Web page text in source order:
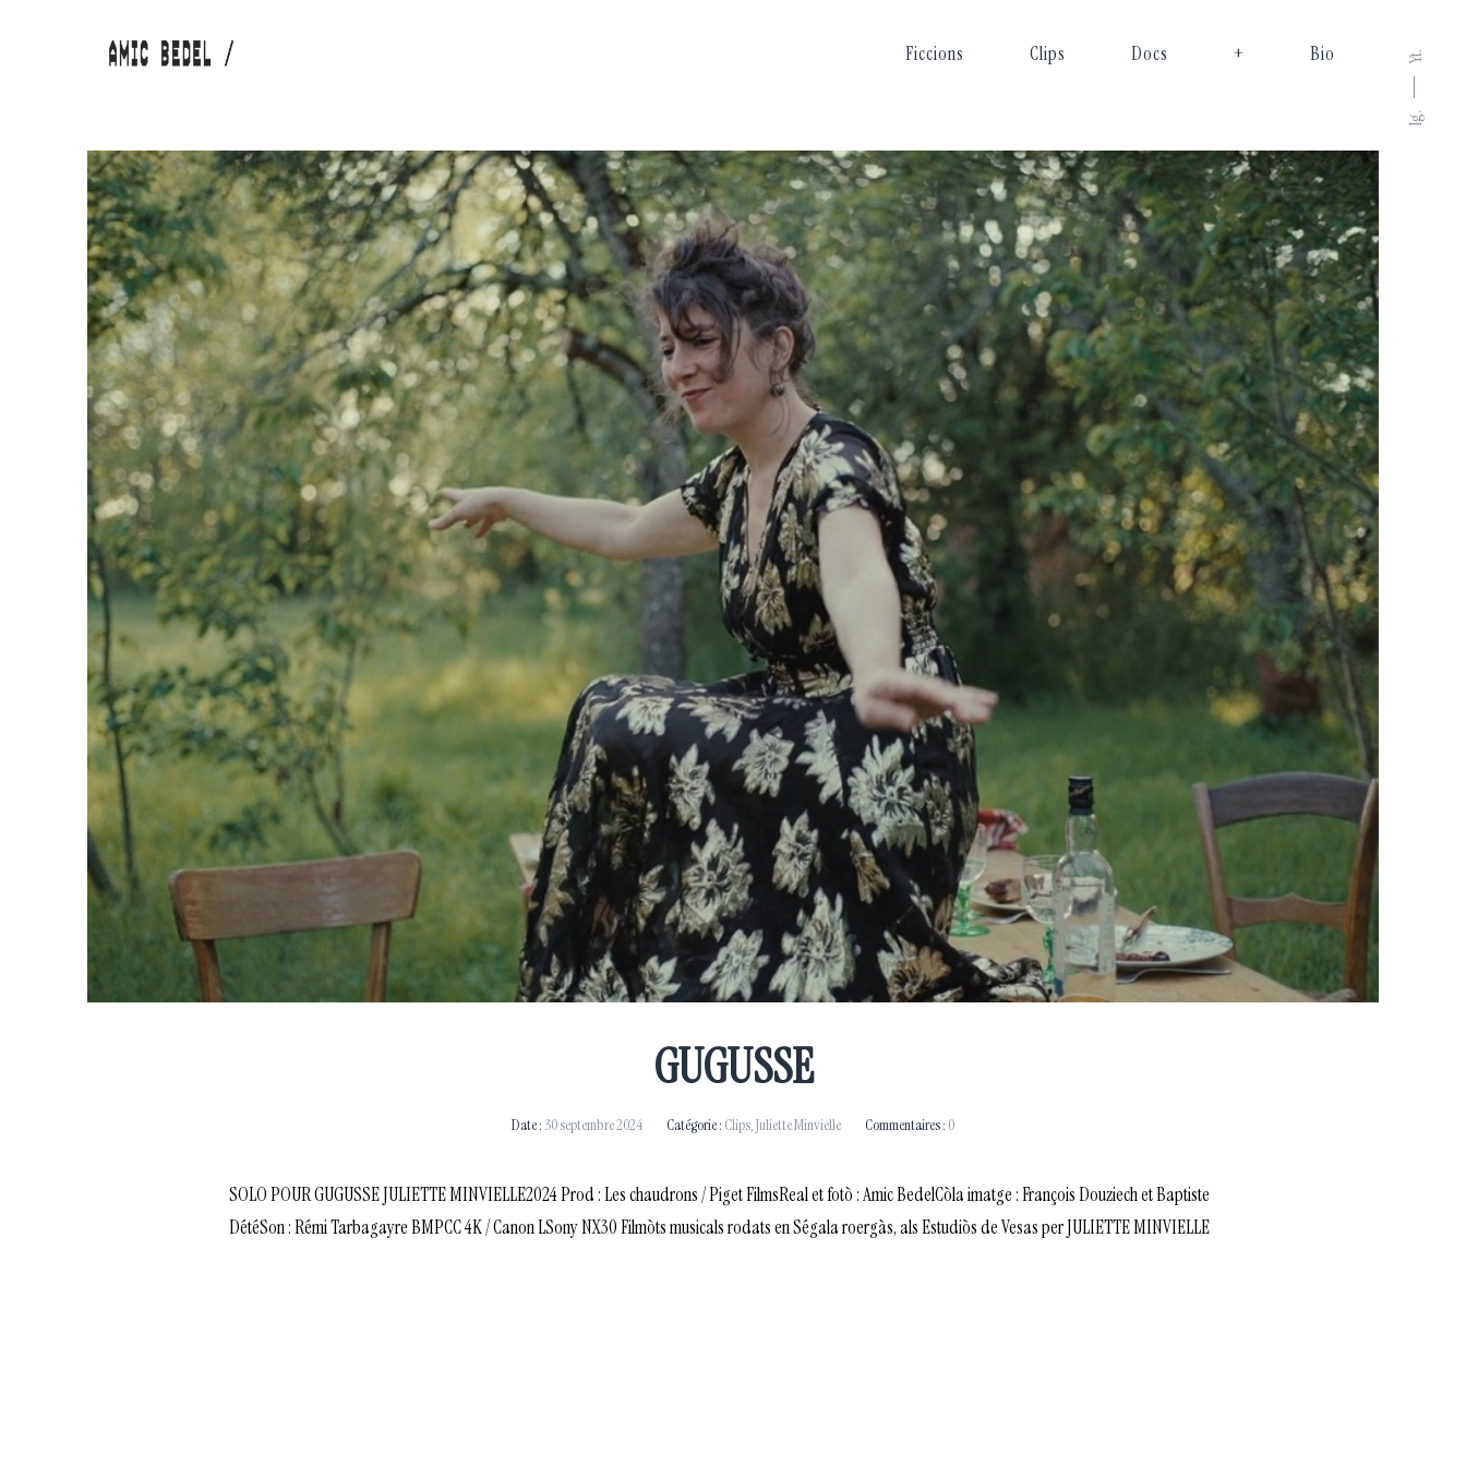
Ficcions Clips Docs + Bio
Ig.
Yt.
GUGUSSE
Date : 30 septembre 2024 Catégorie : Clips,Juliette Minvielle Commentaires : 0
SOLO POUR GUGUSSE JULIETTE MINVIELLE2024 Prod : Les chaudrons / Piget FilmsReal et fotò : Amic BedelCòla imatge : François Douziech et Baptiste
DétéSon : Rémi Tarbagayre BMPCC 4K / Canon LSony NX30 Filmòts musicals rodats en Ségala roergàs, als Estudiòs de Vesas per JULIETTE MINVIELLE